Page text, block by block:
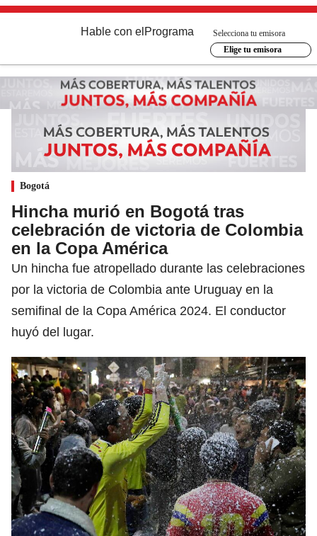
Hable con el Programa
Selecciona tu emisora
Elige tu emisora
Bogotá
Hincha murió en Bogotá tras
celebración de victoria de Colombia
en la Copa América
Un hincha fue atropellado durante las celebraciones
por la victoria de Colombia ante Uruguay en la
semifinal de la Copa América 2024. El conductor
huyó del lugar.